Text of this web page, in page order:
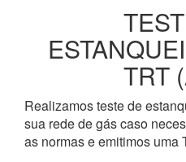
TRT
Realizamos teste de
sua rede de gás caso
as normas e emitimos uma